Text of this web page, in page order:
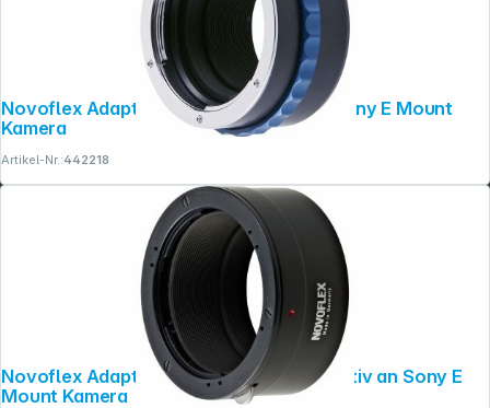
Novoflex Adapter Nikon F Objektiv an Sony E Mount
Kamera
Artikel-Nr.:442218
Novoflex Adapter Contax Yashica Objektiv an Sony E
Mount Kamera